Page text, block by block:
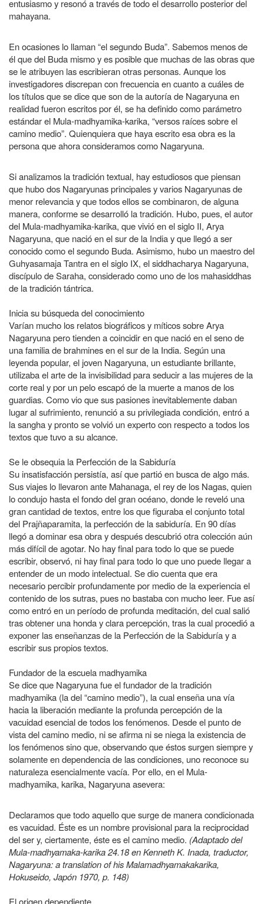
entusiasmo y resonó a través de todo el desarrollo posterior del
mahayana.
En ocasiones lo llaman “el segundo Buda”. Sabemos menos de
él que del Buda mismo y es posible que muchas de las obras que
se le atribuyen las escribieran otras personas. Aunque los
investigadores discrepan con frecuencia en cuanto a cuáles de
los títulos que se dice que son de la autoría de Nagaryuna en
realidad fueron escritos por él, se ha definido como parámetro
estándar el Mula-madhyamika-karika, “versos raíces sobre el
camino medio”. Quienquiera que haya escrito esa obra es la
persona que ahora consideramos como Nagaryuna.
Si analizamos la tradición textual, hay estudiosos que piensan
que hubo dos Nagaryunas principales y varios Nagaryunas de
menor relevancia y que todos ellos se combinaron, de alguna
manera, conforme se desarrolló la tradición. Hubo, pues, el autor
del Mula-madhyamika-karika, que vivió en el siglo II, Arya
Nagaryuna, que nació en el sur de la India y que llegó a ser
conocido como el segundo Buda. Asimismo, hubo un maestro del
Guhyasamaja Tantra en el siglo IX, el siddhacharya Nagaryuna,
discípulo de Saraha, considerado como uno de los mahasiddhas
de la tradición tántrica.
Inicia su búsqueda del conocimiento
Varían mucho los relatos biográficos y míticos sobre Arya
Nagaryuna pero tienden a coincidir en que nació en el seno de
una familia de brahmines en el sur de la India. Según una
leyenda popular, el joven Nagaryuna, un estudiante brillante,
utilizaba el arte de la invisibilidad para seducir a las mujeres de la
corte real y por un pelo escapó de la muerte a manos de los
guardias. Como vio que sus pasiones inevitablemente daban
lugar al sufrimiento, renunció a su privilegiada condición, entró a
la sangha y pronto se volvió un experto con respecto a todos los
textos que tuvo a su alcance.
Se le obsequia la Perfección de la Sabiduría
Su insatisfacción persistía, así que partió en busca de algo más.
Sus viajes lo llevaron ante Mahanaga, el rey de los Nagas, quien
lo condujo hasta el fondo del gran océano, donde le reveló una
gran cantidad de textos, entre los que figuraba el conjunto total
del Prajñaparamita, la perfección de la sabiduría. En 90 días
llegó a dominar esa obra y después descubrió otra colección aún
más difícil de agotar. No hay final para todo lo que se puede
escribir, observó, ni hay final para todo lo que uno puede llegar a
entender de un modo intelectual. Se dio cuenta que era
necesario percibir profundamente por medio de la experiencia el
contenido de los sutras, pues no bastaba con mucho leer. Fue así
como entró en un período de profunda meditación, del cual salió
tras obtener una honda y clara percepción, tras la cual procedió a
exponer las enseñanzas de la Perfección de la Sabiduría y a
escribir sus propios textos.
Fundador de la escuela madhyamika
Se dice que Nagaryuna fue el fundador de la tradición
madhyamika (la del “camino medio”), la cual enseña una vía
hacia la liberación mediante la profunda percepción de la
vacuidad esencial de todos los fenómenos. Desde el punto de
vista del camino medio, ni se afirma ni se niega la existencia de
los fenómenos sino que, observando que éstos surgen siempre y
solamente en dependencia de las condiciones, uno reconoce su
naturaleza esencialmente vacía. Por ello, en el Mula-
madhyamika, karika, Nagaryuna asevera:
Declaramos que todo aquello que surge de manera condicionada
es vacuidad. Éste es un nombre provisional para la reciprocidad
del ser y, ciertamente, éste es el camino medio. (Adaptado del
Mula-madhyamaka-karika 24.18 en Kenneth K. Inada, traductor,
Nagaryuna: a translation of his Malamadhyamakakarika,
Hokuseido, Japón 1970, p. 148)
El origen dependiente